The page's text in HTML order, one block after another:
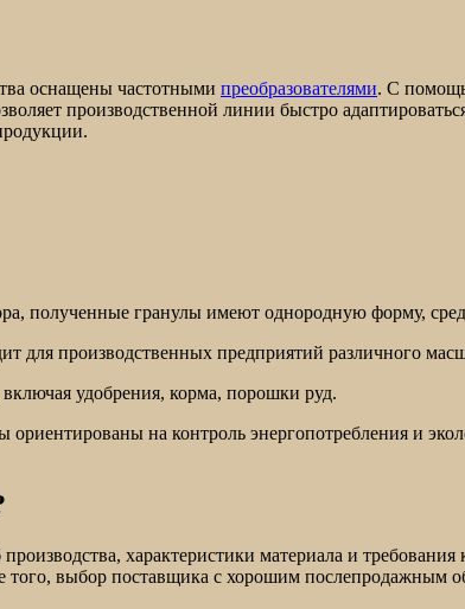
оснащены частотными преобразователями. С
производственной линии быстро
полученные гранулы имеют однородную форму,
для производственных предприятий различного
включая удобрения, корма, порошки руд.
на контроль энергопотребления и
характеристики материала и
выбор поставщика с хорошим послепродажным